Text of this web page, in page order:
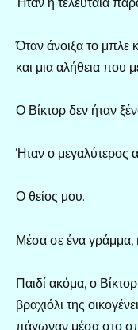
Όταν άνοιξα το μπλε
και μια αλήθεια που
Ο Βίκτορ δεν ήταν
Ήταν ο μεγαλύτερος
Ο θείος μου.
Μέσα σε ένα γράμμα,
Παιδί ακόμα, ο
βραχιόλι της
πάγωναν μέσα στο